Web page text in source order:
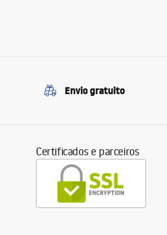
Envio gratuito
Certificados e parceiros